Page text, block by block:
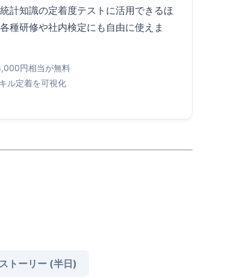
計知識の定着度テストに活用できるほ
種研修や社内検定にも自由に使えま
円相当が無料
ル定着を可視化
トーリー (半日)